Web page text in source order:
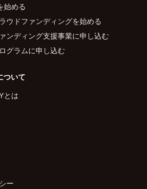
始める
ウドファンディングを始める
ンディング支援事業に申し込む
グラムに申し込む
ついて
とは
ー